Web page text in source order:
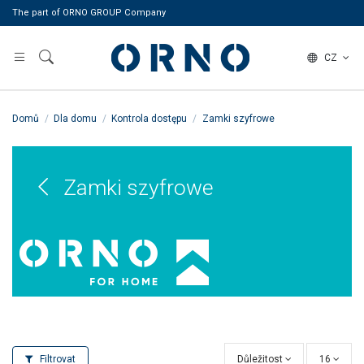
The part of ORNO GROUP Company
CZ
Domů Dla domu Kontrola dostępu Zamki szyfrowe
Zamki szyfrowe
Filtrovat Důležitost 16